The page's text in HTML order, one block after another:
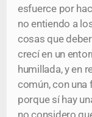
esfuerce por
no entiendo a
cosas que
crecí en un
humillada, y en
común, con
porque sí hay
no considero